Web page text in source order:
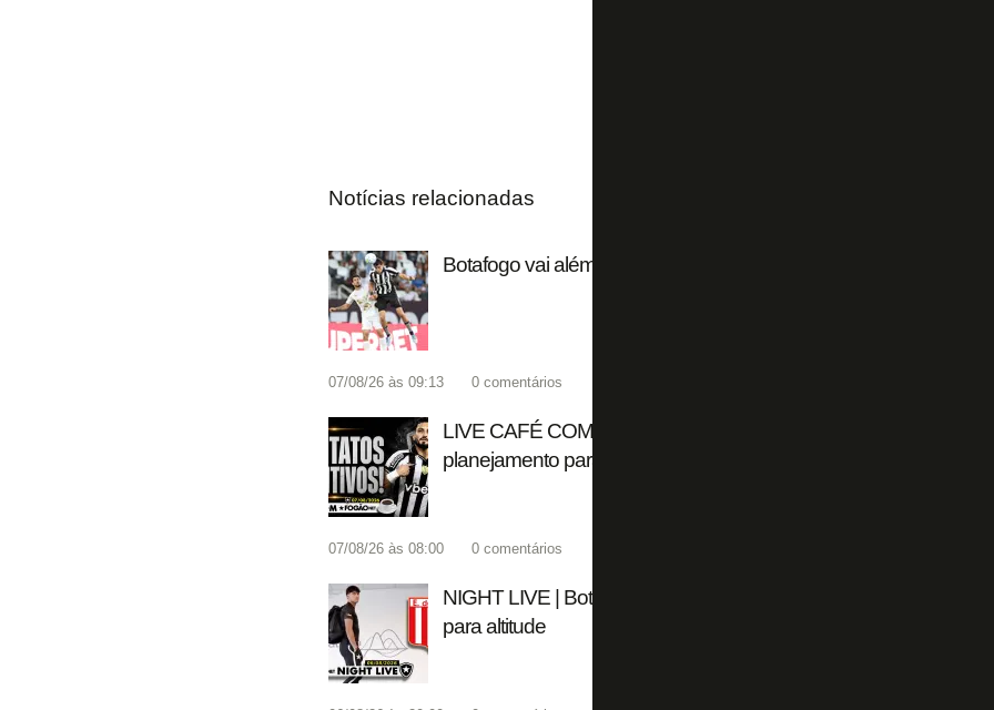
Notícias relacionadas
Botafogo vai além da busca por reforços para garantir time forte
07/08/26 às 09:13 0 comentários
LIVE CAFÉ COM FOGÃONET | Alex Telles fala sobre
planejamento para altitude
07/08/26 às 08:00 0 comentários
NIGHT LIVE | Botafogo encaminha saída de Tucu Correa; clube
para altitude